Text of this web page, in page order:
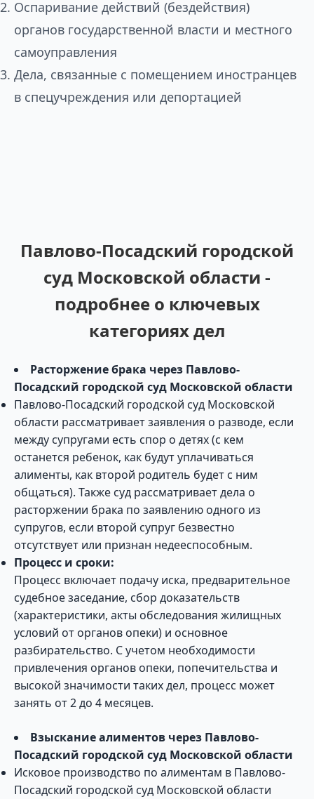
Оспаривание действий (бездействия)
органов государственной власти и местного
самоуправления
Дела, связанные с помещением иностранцев
в спецучреждения или депортацией
Павлово-Посадский городской
суд Московской области -
подробнее о ключевых
категориях дел
Расторжение брака через Павлово-
Посадский городской суд Московской области
Павлово-Посадский городской суд Московской
области рассматривает заявления о разводе, если
между супругами есть спор о детях (с кем
останется ребенок, как будут уплачиваться
алименты, как второй родитель будет с ним
общаться). Также суд рассматривает дела о
расторжении брака по заявлению одного из
супругов, если второй супруг безвестно
отсутствует или признан недееспособным.
Процесс и сроки:
Процесс включает подачу иска, предварительное
судебное заседание, сбор доказательств
(характеристики, акты обследования жилищных
условий от органов опеки) и основное
разбирательство. С учетом необходимости
привлечения органов опеки, попечительства и
высокой значимости таких дел, процесс может
занять от 2 до 4 месяцев.
Взыскание алиментов через Павлово-
Посадский городской суд Московской области
Исковое производство по алиментам в Павлово-
Посадский городской суд Московской области